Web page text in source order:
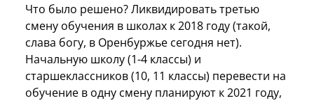
Что было решено? Ликвидировать третью
смену обучения в школах к 2018 году (такой,
слава богу, в Оренбуржье сегодня нет).
Начальную школу (1-4 классы) и
старшеклассников (10, 11 классы) перевести на
обучение в одну смену планируют к 2021 году,